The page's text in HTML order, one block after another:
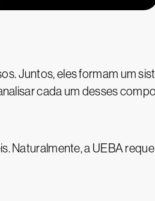
Juntos, eles formam um
cada um desses
Naturalmente, a UEBA